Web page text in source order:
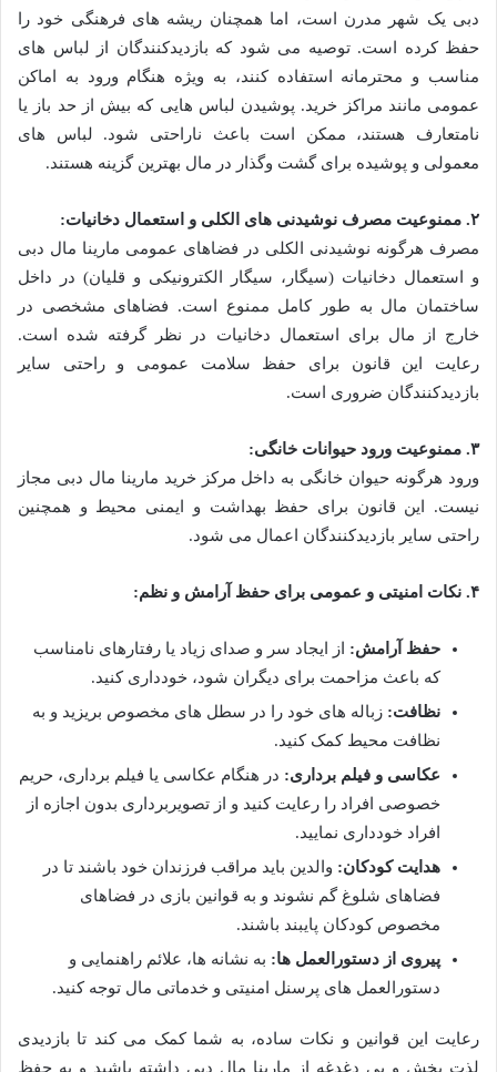
دبی یک شهر مدرن است، اما همچنان ریشه های فرهنگی خود را
حفظ کرده است. توصیه می شود که بازدیدکنندگان از لباس های
مناسب و محترمانه استفاده کنند، به ویژه هنگام ورود به اماکن
عمومی مانند مراکز خرید. پوشیدن لباس هایی که بیش از حد باز یا
نامتعارف هستند، ممکن است باعث ناراحتی شود. لباس های
معمولی و پوشیده برای گشت وگذار در مال بهترین گزینه هستند.
۲. ممنوعیت مصرف نوشیدنی های الکلی و استعمال دخانیات:
مصرف هرگونه نوشیدنی الکلی در فضاهای عمومی مارینا مال دبی
و استعمال دخانیات (سیگار، سیگار الکترونیکی و قلیان) در داخل
ساختمان مال به طور کامل ممنوع است. فضاهای مشخصی در
خارج از مال برای استعمال دخانیات در نظر گرفته شده است.
رعایت این قانون برای حفظ سلامت عمومی و راحتی سایر
بازدیدکنندگان ضروری است.
۳. ممنوعیت ورود حیوانات خانگی:
ورود هرگونه حیوان خانگی به داخل مرکز خرید مارینا مال دبی مجاز
نیست. این قانون برای حفظ بهداشت و ایمنی محیط و همچنین
راحتی سایر بازدیدکنندگان اعمال می شود.
۴. نکات امنیتی و عمومی برای حفظ آرامش و نظم:
حفظ آرامش: از ایجاد سر و صدای زیاد یا رفتارهای نامناسب
که باعث مزاحمت برای دیگران شود، خودداری کنید.
نظافت: زباله های خود را در سطل های مخصوص بریزید و به
نظافت محیط کمک کنید.
عکاسی و فیلم برداری: در هنگام عکاسی یا فیلم برداری، حریم
خصوصی افراد را رعایت کنید و از تصویربرداری بدون اجازه از
افراد خودداری نمایید.
هدایت کودکان: والدین باید مراقب فرزندان خود باشند تا در
فضاهای شلوغ گم نشوند و به قوانین بازی در فضاهای
مخصوص کودکان پایبند باشند.
پیروی از دستورالعمل ها: به نشانه ها، علائم راهنمایی و
دستورالعمل های پرسنل امنیتی و خدماتی مال توجه کنید.
رعایت این قوانین و نکات ساده، به شما کمک می کند تا بازدیدی
لذت بخش و بی دغدغه از مارینا مال دبی داشته باشید و به حفظ